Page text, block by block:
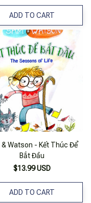
ADD TO CART
& Watson - Kết Thúc Để
Bắt Đầu
$13.99 USD
ADD TO CART